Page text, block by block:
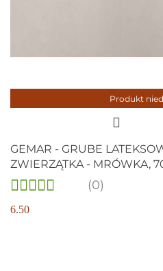
Produkt
GEMAR - GRUBE
ZWIERZĄTKA - MRÓWKA,
(0)
6.50